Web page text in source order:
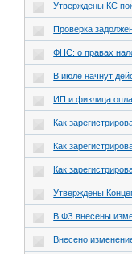
Утверждены КС
Проверка
ФНС: о правах
В июле начнут
ИП и физлица
Как
Как
Как
Утверждены
В ФЗ внесены
Внесено